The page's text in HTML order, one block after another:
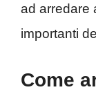
ad arredare
importanti
Come